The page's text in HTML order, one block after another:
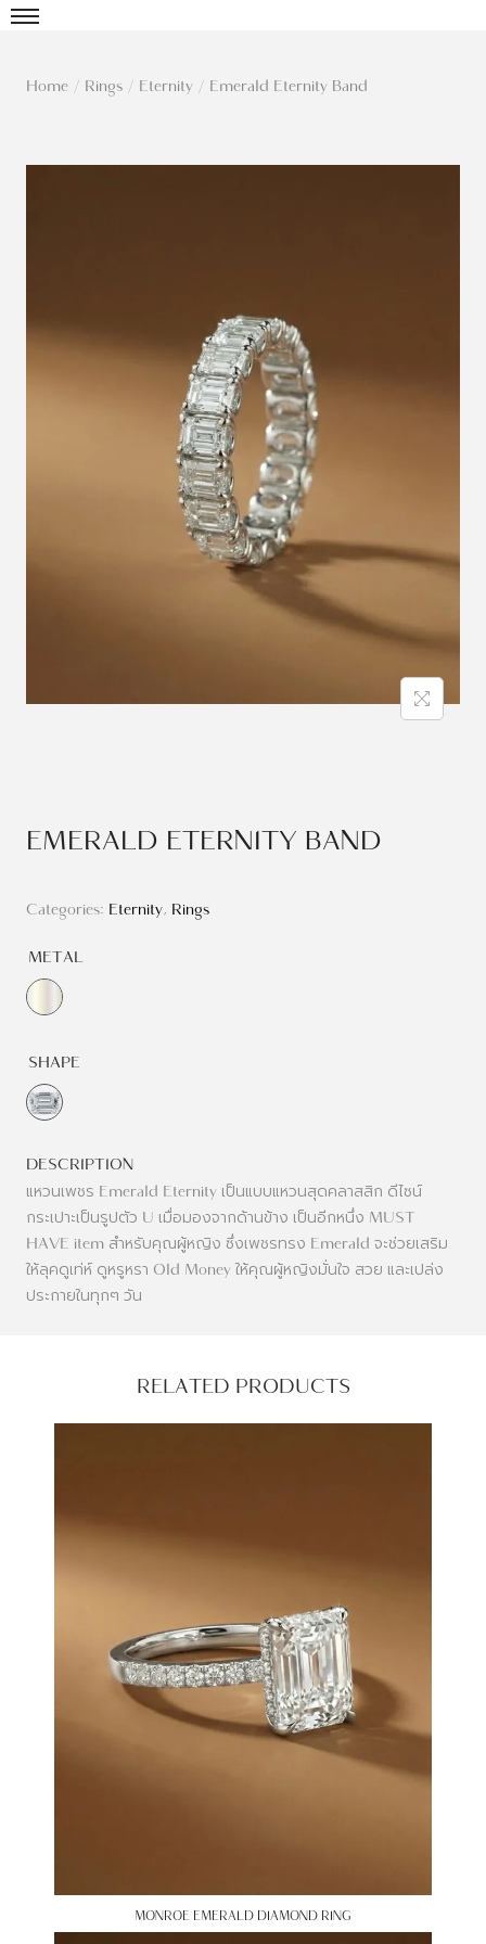
Home / Rings / Eternity / Emerald Eternity Band
EMERALD ETERNITY BAND
Categories: Eternity, Rings
METAL
SHAPE
DESCRIPTION
แหวนเพชร Emerald Eternity เป็นแบบแหวนสุดคลาสสิก ดีไซน์
กระเปาะเป็นรูปตัว U เมื่อมองจากด้านข้าง เป็นอีกหนึ่ง MUST
HAVE item สำหรับคุณผู้หญิง ซึ่งเพชรทรง Emerald จะช่วยเสริม
ให้ลุคดูเท่ห์ ดูหรูหรา Old Money ให้คุณผู้หญิงมั่นใจ สวย และเปล่ง
ประกายในทุกๆ วัน
RELATED PRODUCTS
MONROE EMERALD DIAMOND RING